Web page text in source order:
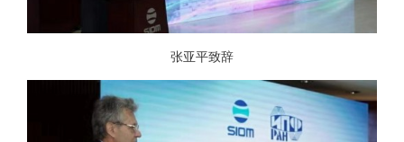
张亚平致辞